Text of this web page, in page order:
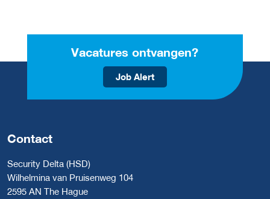
Vacatures ontvangen?
Job Alert
Contact
Security Delta (HSD)
Wilhelmina van Pruisenweg 104
2595 AN The Hague